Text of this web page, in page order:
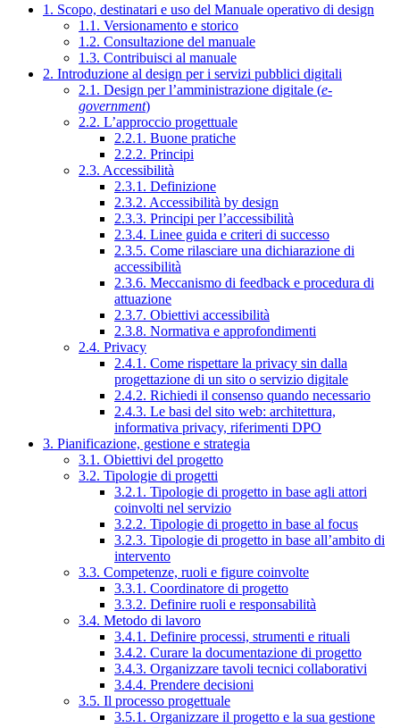
1. Scopo, destinatari e uso del Manuale operativo di design
1.1. Versionamento e storico
1.2. Consultazione del manuale
1.3. Contribuisci al manuale
2. Introduzione al design per i servizi pubblici digitali
2.1. Design per l’amministrazione digitale (e-
government)
2.2. L’approccio progettuale
2.2.1. Buone pratiche
2.2.2. Principi
2.3. Accessibilità
2.3.1. Definizione
2.3.2. Accessibilità by design
2.3.3. Principi per l’accessibilità
2.3.4. Linee guida e criteri di successo
2.3.5. Come rilasciare una dichiarazione di
accessibilità
2.3.6. Meccanismo di feedback e procedura di
attuazione
2.3.7. Obiettivi accessibilità
2.3.8. Normativa e approfondimenti
2.4. Privacy
2.4.1. Come rispettare la privacy sin dalla
progettazione di un sito o servizio digitale
2.4.2. Richiedi il consenso quando necessario
2.4.3. Le basi del sito web: architettura,
informativa privacy, riferimenti DPO
3. Pianificazione, gestione e strategia
3.1. Obiettivi del progetto
3.2. Tipologie di progetti
3.2.1. Tipologie di progetto in base agli attori
coinvolti nel servizio
3.2.2. Tipologie di progetto in base al focus
3.2.3. Tipologie di progetto in base all’ambito di
intervento
3.3. Competenze, ruoli e figure coinvolte
3.3.1. Coordinatore di progetto
3.3.2. Definire ruoli e responsabilità
3.4. Metodo di lavoro
3.4.1. Definire processi, strumenti e rituali
3.4.2. Curare la documentazione di progetto
3.4.3. Organizzare tavoli tecnici collaborativi
3.4.4. Prendere decisioni
3.5. Il processo progettuale
3.5.1. Organizzare il progetto e la sua gestione